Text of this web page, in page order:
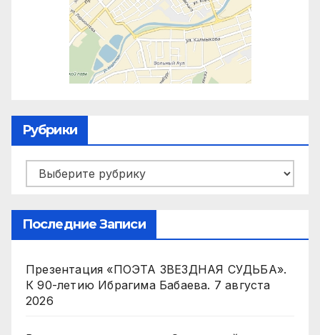
Рубрики
Рубрики
Последние Записи
Презентация «ПОЭТА ЗВЕЗДНАЯ СУДЬБА».
К 90-летию Ибрагима Бабаева. 7 августа
2026